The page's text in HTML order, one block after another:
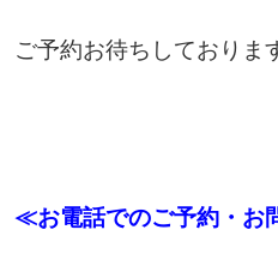
ご予約お待ちしておりま
≪お電話でのご予約・お